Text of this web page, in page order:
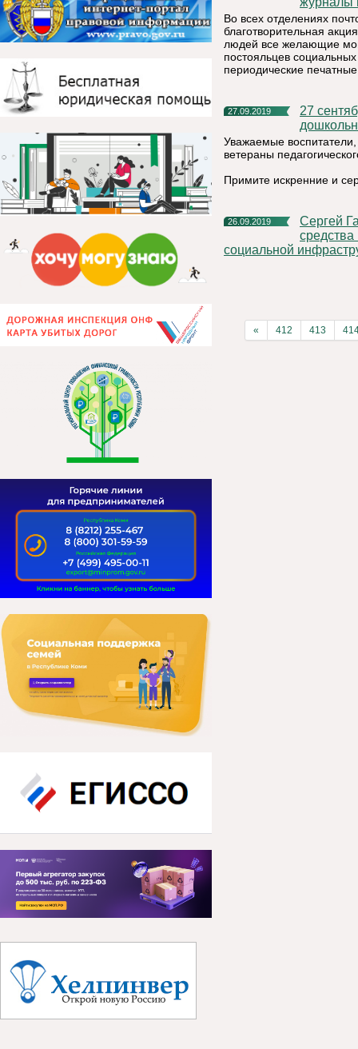
Во всех отделениях
благотворительная
людей все желающие
постояльцев
периодические
27.09.2019
27 сентября - День воспитателя и всех работников
Уважаемые
ветераны
Примите искренние и
26.09.2019
Сергей Гапликов поручил запланировать дополнительные
социальной
« 412 413